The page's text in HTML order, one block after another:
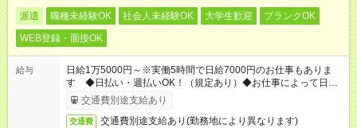
派遣 職種未経験OK 社会人未経験OK 大学生歓迎
ブランクOK
WEB登録・面接OK
給与
日給1万5000円～※実働5時間で日給7000円のお仕事もありま
す ◆日払い・週払いOK！（規定あり）◆お仕事によって日給も
異なります
交通費別途支給あり
交通費 交通費別途支給あり(勤務地により異なります)